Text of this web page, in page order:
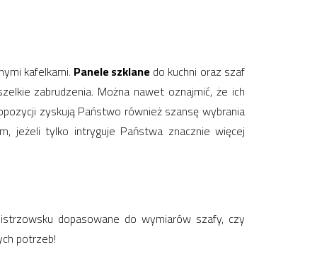
kafelkami. Panele szklanedo kuchni oraz szaf
zabrudzenia. Można nawet oznajmić, że ich
zyskują Państwo również szansę wybrania
jeżeli tylko intryguje Państwa znacznie więcej
dopasowane do wymiarów szafy, czy
potrzeb!